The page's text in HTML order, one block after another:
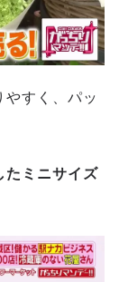
やすく、パッ
たミニサイズ